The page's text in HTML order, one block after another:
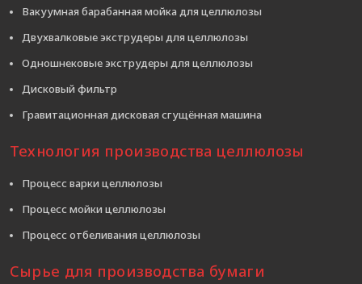
Вакуумная барабанная мойка для целлюлозы
Двухвалковые экструдеры для целлюлозы
Одношнековые экструдеры для целлюлозы
Дисковый фильтр
Гравитационная дисковая сгущённая машина
Технология производства целлюлозы
Процесс варки целлюлозы
Процесс мойки целлюлозы
Процесс отбеливания целлюлозы
Сырье для производства бумаги